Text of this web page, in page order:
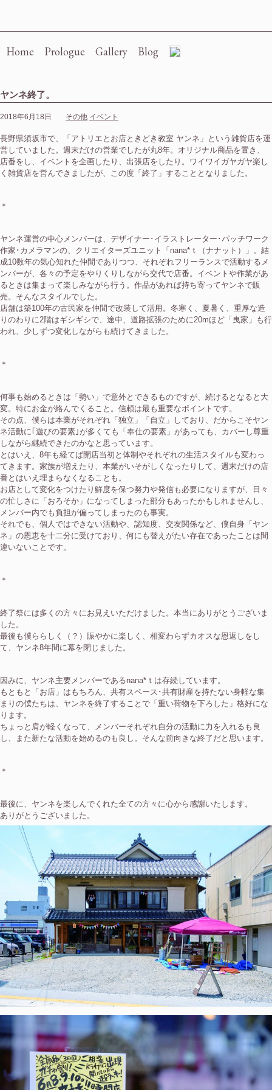
Home Prologue Gallery Blog
ヤンネ終了。
2018年6月18日 その他 イベント
長野県須坂市で、「アトリエとお店ときどき教室 ヤンネ」という雑貨店を運
営していました。週末だけの営業でしたが丸8年。オリジナル商品を置き、
店番をし、イベントを企画したり、出張店をしたり。ワイワイガヤガヤ楽し
く雑貨店を営んできましたが、この度「終了」することとなりました。
＊
ヤンネ運営の中心メンバーは、デザイナー･イラストレーター･パッチワーク
作家･カメラマンの、クリエイターズユニット「nana*ｔ（ナナット）」。結
成10数年の気心知れた仲間でありつつ、それぞれフリーランスで活動するメ
ンバーが、各々の予定をやりくりしながら交代で店番。イベントや作業があ
るときは集まって楽しみながら行う。作品があれば持ち寄ってヤンネで販
売。そんなスタイルでした。
店舗は築100年の古民家を仲間で改装して活用。冬寒く、夏暑く、重厚な造
りのわりに2階はギシギシで、途中、道路拡張のために20mほど「曳家」も行
われ、少しずつ変化しながらも続けてきました。
＊
何事も始めるときは「勢い」で意外とできるものですが、続けるとなると大
変。特にお金が絡んでくること。信頼は最も重要なポイントです。
その点、僕らは本業がそれぞれ「独立」「自立」しており、だからこそヤン
ネ活動に｢遊びの要素｣が多くても「奉仕の要素」があっても、カバーし尊重
しながら継続できたのかなと思っています。
とはいえ、8年も経てば開店当初と体制やそれぞれの生活スタイルも変わっ
てきます。家族が増えたり、本業がいそがしくなったりして、週末だけの店
番とはいえ埋まらなくなることも。
お店として変化をつけたり鮮度を保つ努力や発信も必要になりますが、日々
の忙しさに「おろそか」になってしまった部分もあったかもしれませんし、
メンバー内でも負担が偏ってしまったのも事実。
それでも、個人ではできない活動や、認知度、交友関係など、僕自身「ヤン
ネ」の恩恵を十二分に受けており、何にも替えがたい存在であったことは間
違いないことです。
＊
終了祭には多くの方々にお見えいただけました。本当にありがとうございま
した。
最後も僕ららしく（？）賑やかに楽しく、相変わらずカオスな恩返しをし
て、ヤンネ8年間に幕を閉じました。
因みに、ヤンネ主要メンバーであるnana*ｔは存続しています。
もともと「お店」はもちろん、共有スペース･共有財産を持たない身軽な集
まりの僕たちは、ヤンネを終了することで「重い荷物を下ろした」格好にな
ります。
ちょっと肩が軽くなって、メンバーそれぞれ自分の活動に力を入れるも良
し、また新たな活動を始めるのも良し。そんな前向きな終了だと思います。
＊
最後に、ヤンネを楽しんでくれた全ての方々に心から感謝いたします。
ありがとうございました。